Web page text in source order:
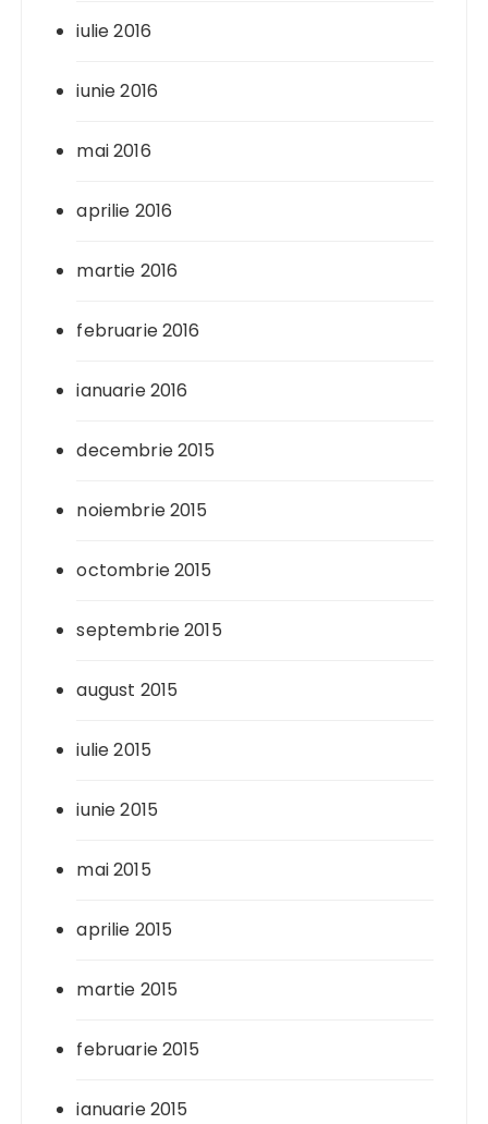
iulie 2016
iunie 2016
mai 2016
aprilie 2016
martie 2016
februarie 2016
ianuarie 2016
decembrie 2015
noiembrie 2015
octombrie 2015
septembrie 2015
august 2015
iulie 2015
iunie 2015
mai 2015
aprilie 2015
martie 2015
februarie 2015
ianuarie 2015